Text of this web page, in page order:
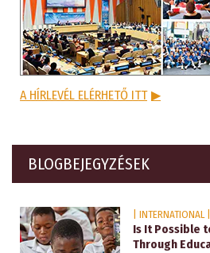
A HÍRLEVÉL ELÉRHETŐ ITT ▶
BLOGBEJEGYZÉSEK
| INTERNATIONAL |
Is It Possible
Through